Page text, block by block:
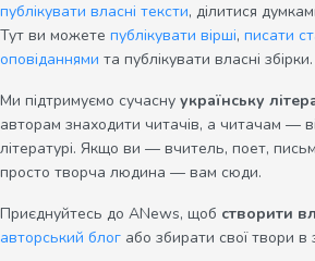
публікувати власні тексти, ділитися
Тут ви можете публікувати вірші, писати
оповіданнями та публікувати власні збірки.
Ми підтримуємо сучасну українську
авторам знаходити читачів, а читачам —
літературі. Якщо ви — вчитель, поет,
просто творча людина — вам сюди.
Приєднуйтесь до ANews, щоб створити
авторський блог або збирати свої твори в